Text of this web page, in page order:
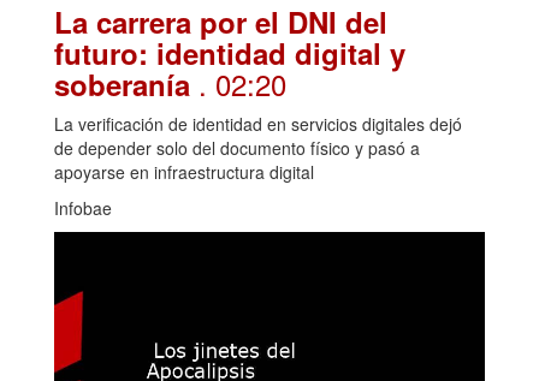
La carrera por el DNI del
futuro: identidad digital y
soberanía . 02:20
La verificación de identidad en servicios digitales dejó
de depender solo del documento físico y pasó a
apoyarse en infraestructura digital
Infobae